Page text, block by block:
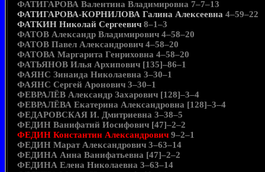
ФАТИГАРОВА Валентина Владимировна 7–7–13
ФАТИГАРОВА-КОРНИЛОВА Галина Алексеевна 4–59–22
ФАТКИН Николай Сергеевич 8–1–3
ФАТОВ Александр Владимирович 4–58–20
ФАТОВ Павел Александрович 4–58–20
ФАТОВА Маргарита Генриховна 4–58–20
ФАТЬЯНОВ Илья Архипович [135]–86–1
ФАЯНС Зинаида Николаевна 3–30–1
ФАЯНС Сергей Аронович 3–30–1
ФЕВРАЛЁВ Александр Захарович [128]–3–4
ФЕВРАЛЁВА Екатерина Александровна [128]–3–4
ФЕДАРОВСКАЯ И. Дмитриевна 3–38–5
ФЕДИН Ванифатий Иосифович [47]–2–2
ФЕДИН Константин Александрович 9–2–1
ФЕДИН Марат Александрович 3–63–14
ФЕДИНА Анна Ванифатьевна [47]–2–2
ФЕДИНА Елена Николаевна 3–63–14